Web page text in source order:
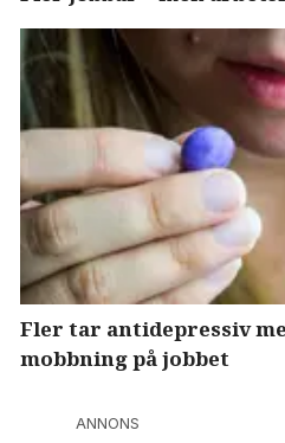
Fler tar antidepressiv
mobbning på jobbet
ANNONS